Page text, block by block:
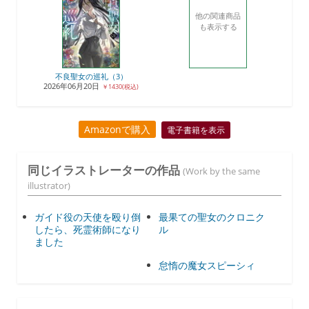
不良聖女の巡礼（3）
2026年06月20日
￥1430(税込)
他の関連商品
も表示する
Amazonで購入 電子書籍を表示
同じイラストレーターの作品 (Work by the same
illustrator)
ガイド役の天使を殴り倒
したら、死霊術師になり
ました
最果ての聖女のクロニク
ル
怠惰の魔女スピーシィ